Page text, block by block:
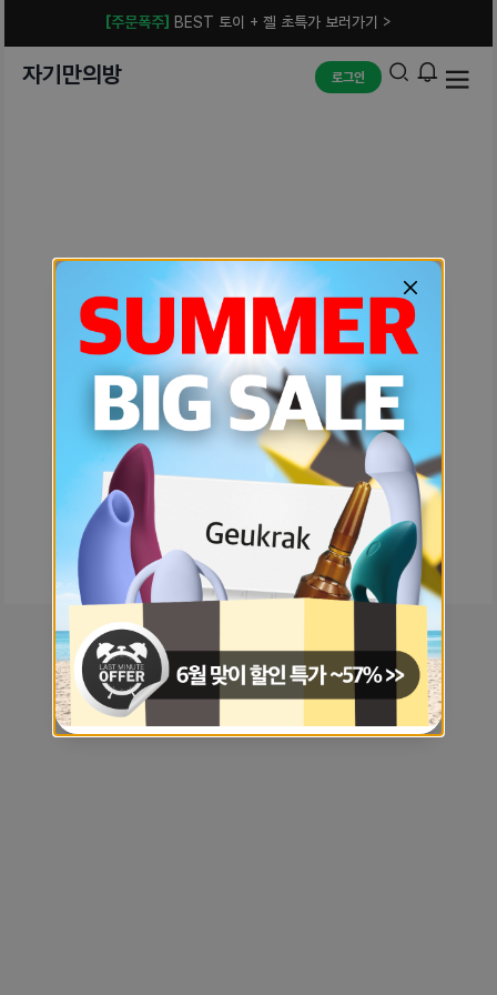
[주문폭주] BEST 토이 + 젤 초특가 보러가기 >
자기만의방 로그인
예상치 못한 에러입니다.